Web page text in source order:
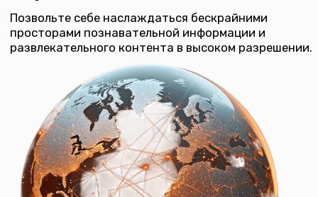
Подключиться
Турбо 100 +ТВ
100 Мбит/с
Подключение
Более 100 каналов
IP-ТV – 5500 руб
интернета - 6000 руб.
Подробнее
спокойствия, подключив видеонаблюдение
Сопутствующие товары